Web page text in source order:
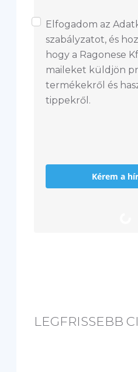
Elfogadom az
szabályzatot, és
hogy a Ragonese
maileket küldjön
termékekről és
tippekről.
Kérem a
LEGFRISSEBB